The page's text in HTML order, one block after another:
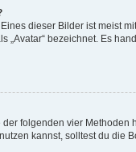
dieser Bilder ist meist
bezeichnet. Es
folgenden vier
kannst, solltest du die